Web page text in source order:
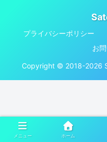
プライバシーポリシー
お
Copyright © 2018-2026
メニュー ホーム